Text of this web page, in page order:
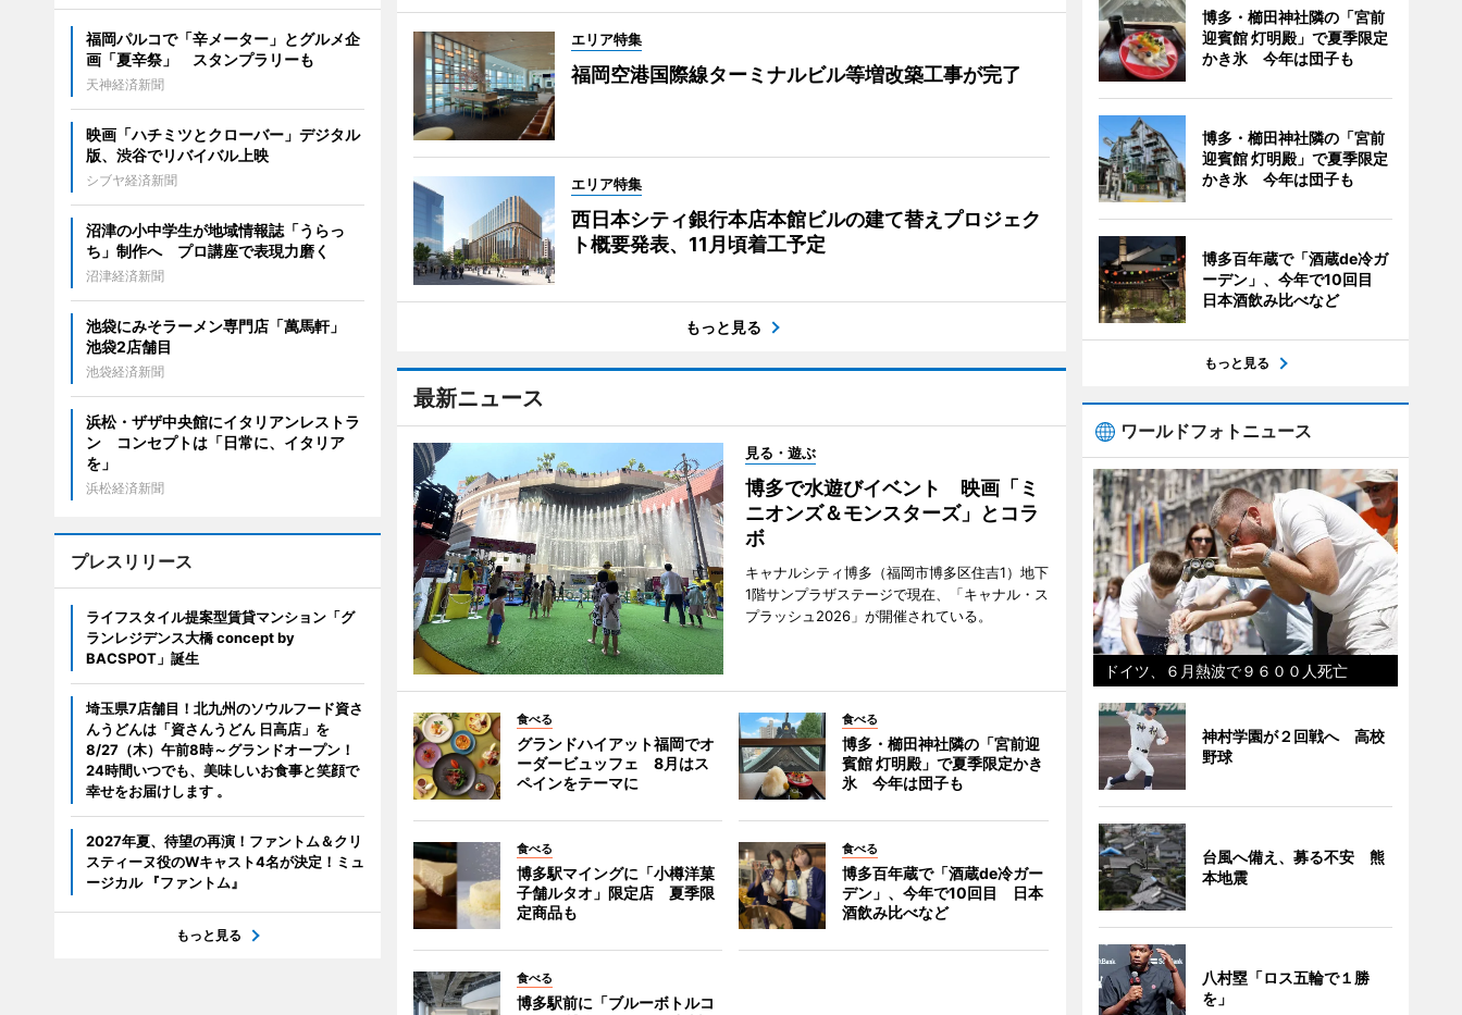
エリア特集
福岡空港国際線ターミナルビル等増改築工事が完了
エリア特集
西日本シティ銀行本店本館ビルの建て替えプロジェク
ト概要発表、11月頃着工予定
もっと見る
最新ニュース
見る・遊ぶ
博多で水遊びイベント 映画「ミ
ニオンズ＆モンスターズ」とコラ
ボ
キャナルシティ博多（福岡市博多区住吉1）地下
1階サンプラザステージで現在、「キャナル・ス
プラッシュ2026」が開催されている。
食べる
グランドハイアット福岡でオ
ーダービュッフェ 8月はス
ペインをテーマに
食べる
博多・櫛田神社隣の「宮前迎
賓館 灯明殿」で夏季限定かき
氷 今年は団子も
食べる
博多駅マイングに「小樽洋菓
子舗ルタオ」限定店 夏季限
定商品も
食べる
博多百年蔵で「酒蔵de冷ガー
デン」、今年で10回目 日本
酒飲み比べなど
食べる
博多駅前に「ブルーボトルコ
福岡パルコで「辛メーター」とグルメ企
画「夏辛祭」 スタンプラリーも
天神経済新聞
映画「ハチミツとクローバー」デジタル
版、渋谷でリバイバル上映
シブヤ経済新聞
沼津の小中学生が地域情報誌「うらっ
ち」制作へ プロ講座で表現力磨く
沼津経済新聞
池袋にみそラーメン専門店「萬馬軒」
池袋2店舗目
池袋経済新聞
浜松・ザザ中央館にイタリアンレストラ
ン コンセプトは「日常に、イタリア
を」
浜松経済新聞
プレスリリース
ライフスタイル提案型賃貸マンション「グ
ランレジデンス大橋 concept by
BACSPOT」誕生
埼玉県7店舗目！北九州のソウルフード資さ
んうどんは「資さんうどん 日高店」を
8/27（木）午前8時～グランドオープン！
24時間いつでも、美味しいお食事と笑顔で
幸せをお届けします 。
2027年夏、待望の再演！ファントム＆クリ
スティーヌ役のWキャスト4名が決定！ミュ
ージカル 『ファントム』
もっと見る
博多・櫛田神社隣の「宮前
迎賓館 灯明殿」で夏季限定
かき氷 今年は団子も
博多・櫛田神社隣の「宮前
迎賓館 灯明殿」で夏季限定
かき氷 今年は団子も
博多百年蔵で「酒蔵de冷ガ
ーデン」、今年で10回目
日本酒飲み比べなど
もっと見る
ワールドフォトニュース
ドイツ、６月熱波で９６００人死亡
神村学園が２回戦へ 高校
野球
台風へ備え、募る不安 熊
本地震
八村塁「ロス五輪で１勝
を」